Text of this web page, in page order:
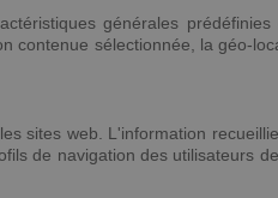
générales
sélectionnée, la géo-
sites web. L'information
de navigation des utilisateurs